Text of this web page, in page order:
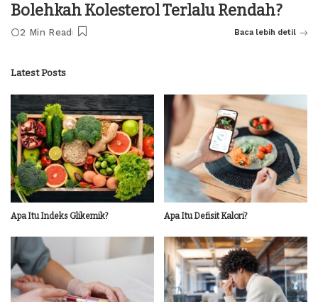
Bolehkah Kolesterol Terlalu Rendah?
2 Min Read Baca lebih detil
Latest Posts
Apa Itu Indeks Glikemik? Apa Itu Defisit Kalori?